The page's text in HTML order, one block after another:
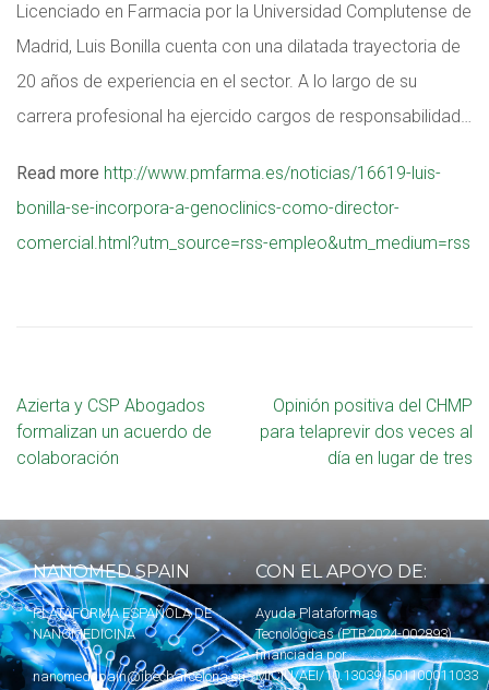
Licenciado en Farmacia por la Universidad Complutense de
Madrid, Luis Bonilla cuenta con una dilatada trayectoria de
20 años de experiencia en el sector. A lo largo de su
carrera profesional ha ejercido cargos de responsabilidad…
Read more http://www.pmfarma.es/noticias/16619-luis-
bonilla-se-incorpora-a-genoclinics-como-director-
comercial.html?utm_source=rss-empleo&utm_medium=rss
Azierta y CSP Abogados
formalizan un acuerdo de
colaboración
Opinión positiva del CHMP
para telaprevir dos veces al
día en lugar de tres
NANOMED SPAIN
PLATAFORMA ESPAÑOLA DE
NANOMEDICINA
nanomedspain@ibecbarcelona.eu
CON EL APOYO DE:
Ayuda Plataformas
Tecnológicas (PTR2024-002893)
financiada por
MICIU/AEI/10.13039/501100011033